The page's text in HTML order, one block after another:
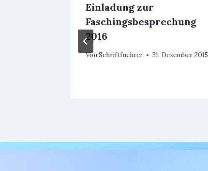
Einladung zur
Faschingsbesprechung
2016
VonSchriftfuehrer 31. Dezember 2015